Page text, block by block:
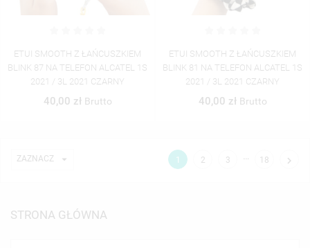
STRONA GŁÓWNA
ETUI SMOOTH Z ŁAŃCUSZKIEM
BLINK 87 NA TELEFON ALCATEL 1S
2021 / 3L 2021 CZARNY
40,00 zł Brutto
ETUI SMOOTH Z ŁAŃCUSZKIEM
BLINK 81 NA TELEFON ALCATEL 1S
2021 / 3L 2021 CZARNY
40,00 zł Brutto
ZAZNACZ  1 2 3 … 18 